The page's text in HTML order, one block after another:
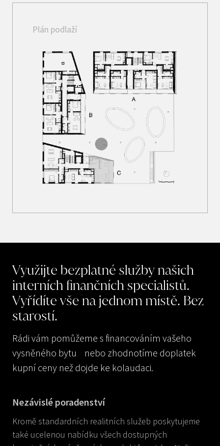
Plán podlaží
Využijte bezplatné služby našich
interních finančních specialistů.
Vyřídíte vše na jednom místě. Bez
starostí.
Rádi vám pomůžeme s financováním vašeho
vysněného bytu nebo zhodnotíme doplatek
kupní ceny než dojde ke kolaudaci.
Nezávislé poradenství
Kromě standardních realitních služeb poskytujeme
také ucelenou nabídku všech dostupných